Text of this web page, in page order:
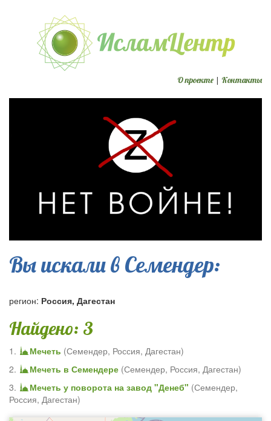
О проекте | Контакты
Вы искали в Семендер:
регион: Россия, Дагестан
Найдено: 3
1. Мечеть (Семендер, Россия, Дагестан)
2.
Мечеть в Семендере (Семендер, Россия, Дагестан)
3.
Мечеть у поворота на завод "Денеб" (Семендер,
Россия, Дагестан)